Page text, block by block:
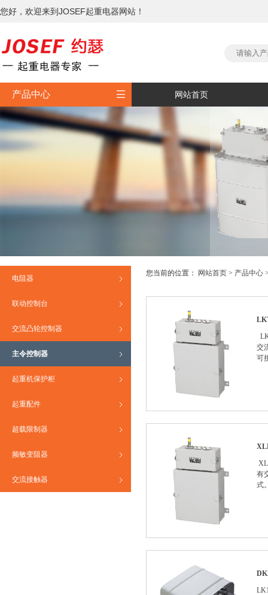
您好，欢迎来到JOSEF起重电器网站！
产品中心  网站首页
电阻器
联动控制台
交流凸轮控制器
主令控制器
起重机保护柜
起重配件
超载限制器
频敏变阻器
交流接触器
您当前的位置： 网站首页 > 产品中心
交
可
有
式